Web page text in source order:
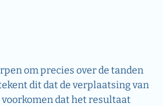
om precies over de tanden
dit dat de verplaatsing van
dat het resultaat